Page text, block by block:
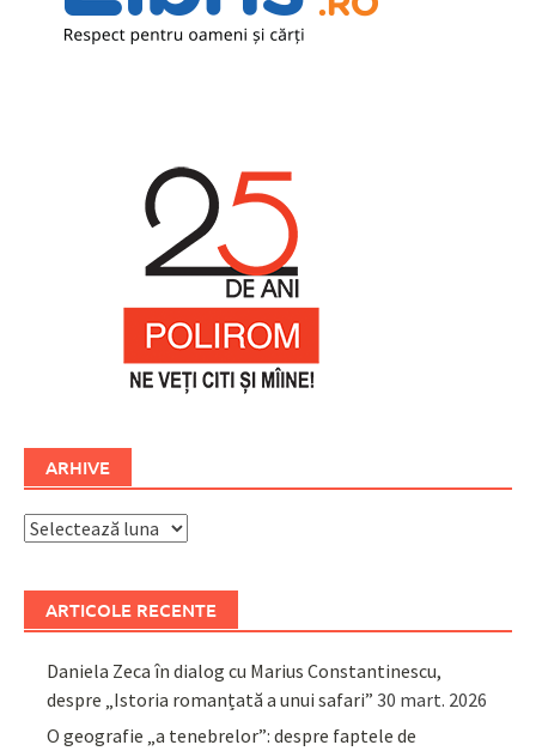
ARHIVE
Arhive
ARTICOLE RECENTE
Daniela Zeca în dialog cu Marius Constantinescu,
despre „Istoria romanțată a unui safari” 30 mart. 2026
O geografie „a tenebrelor”: despre faptele de